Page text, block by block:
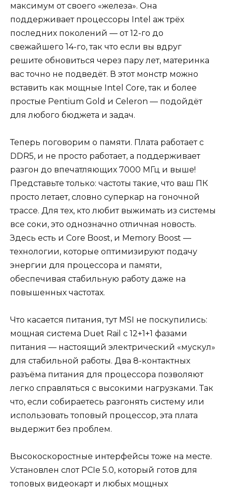
максимум от своего «железа». Она
поддерживает процессоры Intel аж трёх
последних поколений — от 12-го до
свежайшего 14-го, так что если вы вдруг
решите обновиться через пару лет, материнка
вас точно не подведёт. В этот монстр можно
вставить как мощные Intel Core, так и более
простые Pentium Gold и Celeron — подойдёт
для любого бюджета и задач.
Теперь поговорим о памяти. Плата работает с
DDR5, и не просто работает, а поддерживает
разгон до впечатляющих 7000 МГц и выше!
Представьте только: частоты такие, что ваш ПК
просто летает, словно суперкар на гоночной
трассе. Для тех, кто любит выжимать из системы
все соки, это однозначно отличная новость.
Здесь есть и Core Boost, и Memory Boost —
технологии, которые оптимизируют подачу
энергии для процессора и памяти,
обеспечивая стабильную работу даже на
повышенных частотах.
Что касается питания, тут MSI не поскупились:
мощная система Duet Rail с 12+1+1 фазами
питания — настоящий электрический «мускул»
для стабильной работы. Два 8-контактных
разъёма питания для процессора позволяют
легко справляться с высокими нагрузками. Так
что, если собираетесь разгонять систему или
использовать топовый процессор, эта плата
выдержит без проблем.
Высокоскоростные интерфейсы тоже на месте.
Установлен слот PCIe 5.0, который готов для
топовых видеокарт и любых мощных